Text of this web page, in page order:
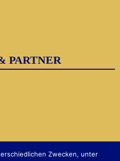
PARTNER
Zwecken, unter